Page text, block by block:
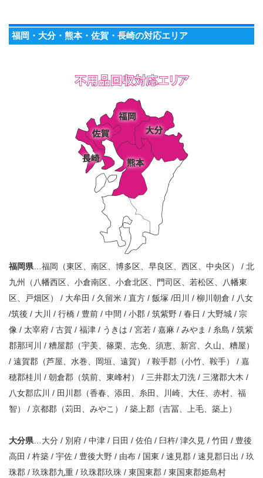
福岡・大分・熊本・佐賀・長崎の対応エリア
福岡県 …福岡（東区、南区、博多区、早良区、西区、中央区） / 北
九州（八幡西区、小倉南区、小倉北区、門司区、若松区、八幡東
区、戸畑区） / 大牟田 / 久留米 / 直方 / 飯塚 /田川 / 柳川朝倉 / 八女
/筑後 / 大川 / 行橋 / 豊前 / 中間 / 小郡 / 筑紫野 / 春日 / 大野城 / 宗
像 / 太宰府 / 古賀 / 福津 / うきは / 宮若 / 嘉麻 / みやま / 糸島 / 筑紫
郡那珂川 / 糟屋郡（宇美、篠栗、志免、須恵、新宮、久山、糟屋）
/ 遠賀郡（芦屋、水巻、岡垣、遠賀） / 鞍手郡（小竹、鞍手） / 嘉
穂郡桂川 / 朝倉郡（筑前、東峰村） / 三井郡太刀洗 / 三潴郡大木 /
八女郡広川 / 田川郡（香春、添田、糸田、川崎、大任、赤村、福
智） / 京都郡（苅田、みやこ） / 築上郡（吉冨、上毛、築上）
大分県 …大分 / 別府 / 中津 / 日田 / 佐伯 / 臼杵/ 津久見 / 竹田 / 豊後
高田 / 杵築 / 宇佐 / 豊後大野 / 由布 / 国東 / 速見郡 / 速見郡日出 / 玖
珠郡 / 玖珠郡九重 / 玖珠郡玖珠 / 東国東郡 / 東国東郡姫島村